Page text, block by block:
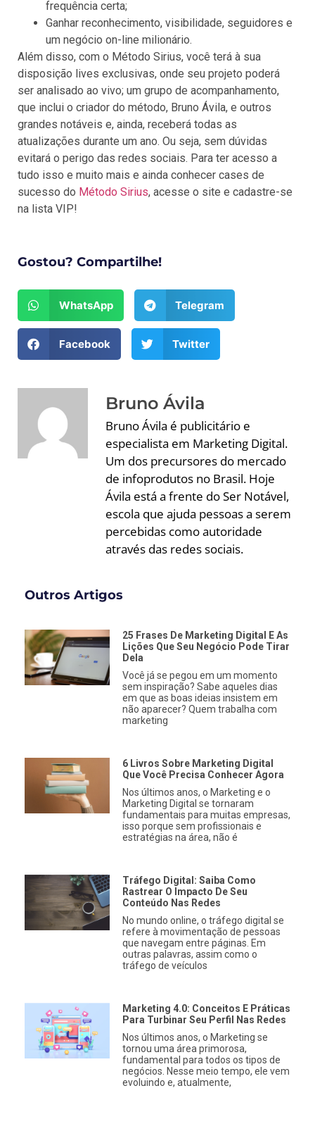
frequência certa;
Ganhar reconhecimento, visibilidade, seguidores e
um negócio on-line milionário.
Além disso, com o Método Sirius, você terá à sua
disposição lives exclusivas, onde seu projeto poderá
ser analisado ao vivo; um grupo de acompanhamento,
que inclui o criador do método, Bruno Ávila, e outros
grandes notáveis e, ainda, receberá todas as
atualizações durante um ano. Ou seja, sem dúvidas
evitará o perigo das redes sociais. Para ter acesso a
tudo isso e muito mais e ainda conhecer cases de
sucesso do Método Sirius, acesse o site e cadastre-se
na lista VIP!
Gostou? Compartilhe!
WhatsApp Telegram
Facebook Twitter
Bruno Ávila
Bruno Ávila é publicitário e
especialista em Marketing Digital.
Um dos precursores do mercado
de infoprodutos no Brasil. Hoje
Ávila está a frente do Ser Notável,
escola que ajuda pessoas a serem
percebidas como autoridade
através das redes sociais.
Outros Artigos
25 Frases De Marketing Digital E As
Lições Que Seu Negócio Pode Tirar
Dela
Você já se pegou em um momento
sem inspiração? Sabe aqueles dias
em que as boas ideias insistem em
não aparecer? Quem trabalha com
marketing
6 Livros Sobre Marketing Digital
Que Você Precisa Conhecer Agora
Nos últimos anos, o Marketing e o
Marketing Digital se tornaram
fundamentais para muitas empresas,
isso porque sem profissionais e
estratégias na área, não é
Tráfego Digital: Saiba Como
Rastrear O Impacto De Seu
Conteúdo Nas Redes
No mundo online, o tráfego digital se
refere à movimentação de pessoas
que navegam entre páginas. Em
outras palavras, assim como o
tráfego de veículos
Marketing 4.0: Conceitos E Práticas
Para Turbinar Seu Perfil Nas Redes
Nos últimos anos, o Marketing se
tornou uma área primorosa,
fundamental para todos os tipos de
negócios. Nesse meio tempo, ele vem
evoluindo e, atualmente,